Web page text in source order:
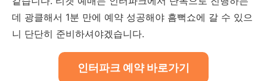
데 광클해서 1분 만에 예약 성공해야 흠뻑쇼에 갈 수 있으
니 단단히 준비하셔야겠습니다.
인터파크 예약 바로가기